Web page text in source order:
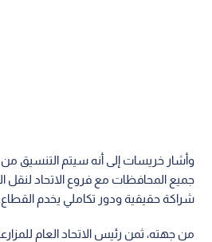
وأشار خريسات إلى أنه سيتم التنسيق من
جميع المحافظات مع فروع الاتحاد لنقل
شراكة حقيقية ودور تكاملي يخدم القطاع.
من جهته، ثمن رئيس الاتحاد العام